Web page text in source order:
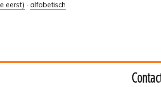
eerst) · alfabetisch